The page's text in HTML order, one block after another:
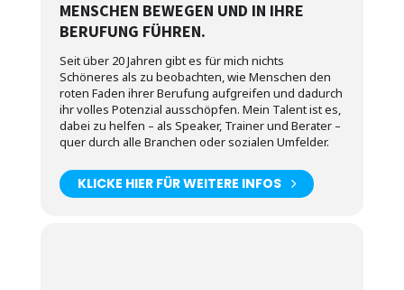
MENSCHEN BEWEGEN UND IN IHRE
BERUFUNG FÜHREN.
Seit über 20 Jahren gibt es für mich nichts
Schöneres als zu beobachten, wie Menschen den
roten Faden ihrer Berufung aufgreifen und dadurch
ihr volles Potenzial ausschöpfen. Mein Talent ist es,
dabei zu helfen – als Speaker, Trainer und Berater –
quer durch alle Branchen oder sozialen Umfelder.
KLICKE HIER FÜR WEITERE INFOS